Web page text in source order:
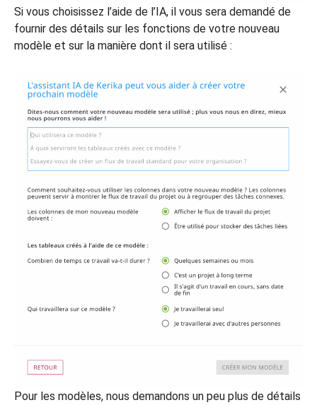
Si vous choisissez l’aide de l’IA, il vous sera demandé de
fournir des détails sur les fonctions de votre nouveau
modèle et sur la manière dont il sera utilisé :
Pour les modèles, nous demandons un peu plus de détails